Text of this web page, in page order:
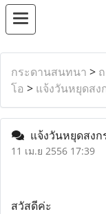
กระดานสนทนา >
โอ > แจ้งวันหยุดสง
แจ้งวันหยุดสงก
11 เม.ย 2556 17:39
สวัสดีค่ะ